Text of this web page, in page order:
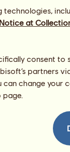
Notice at
consent to
partners
can change your